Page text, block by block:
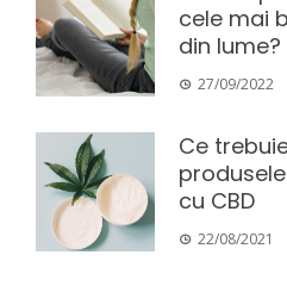
cele mai
din lume?
27/09/2022
Ce
cu CBD
22/08/2021